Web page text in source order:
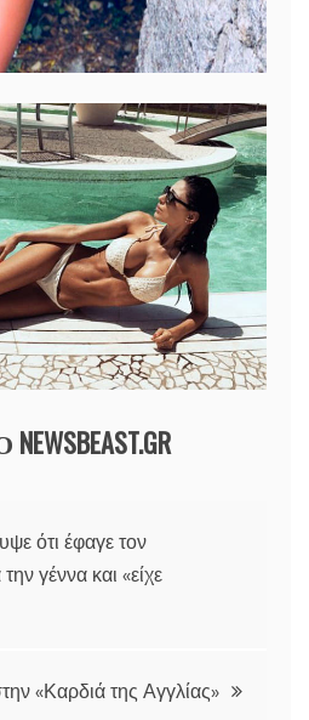
NEWSBEAST.GR
ότι έφαγε τον
γέννα και «είχε
«Καρδιά της Αγγλίας»